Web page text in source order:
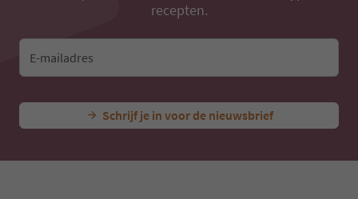
recepten.
E-mailadres
Schrijf je in voor de nieuwsbrief